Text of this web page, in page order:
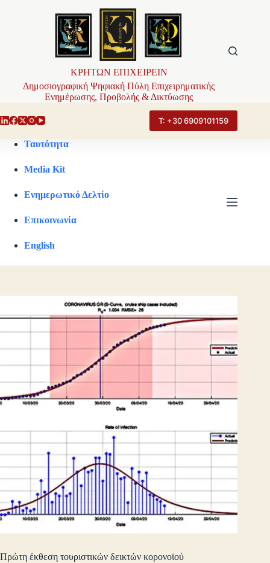
ΚΡΗΤΩΝ ΕΠΙΧΕΙΡΕΙΝ
Δημοσιογραφική Ψηφιακή Πύλη Επιχειρηματικής
Ενημέρωσης, Προβολής & Δικτύωσης
Τ: +30 6909101159
Ταυτότητα
Media Kit
Ενημερωτικό Δελτίο
Επικοινωνία
English
Πρώτη έκθεση τουριστικών δεικτών κορονοϊού